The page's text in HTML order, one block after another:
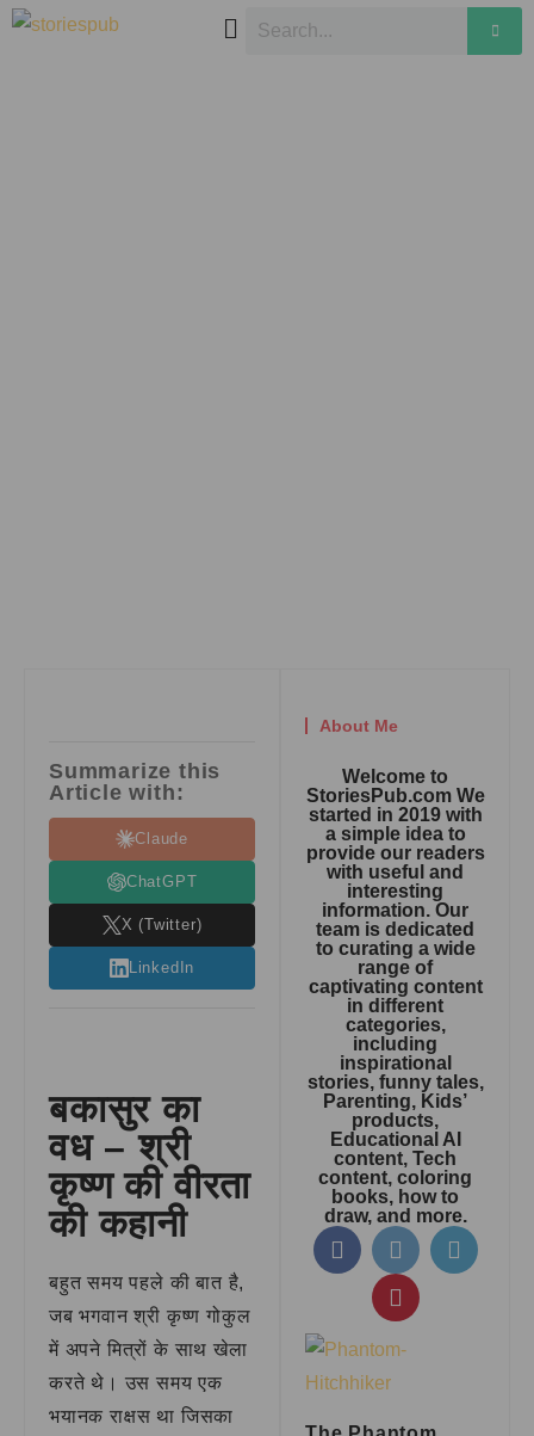
Summarize this
Article with:
Claude
ChatGPT
X (Twitter)
LinkedIn
बकासुर का
वध – श्री
कृष्ण की वीरता
की कहानी
बहुत समय पहले की बात है,
जब भगवान श्री कृष्ण गोकुल
में अपने मित्रों के साथ खेला
करते थे। उस समय एक
भयानक राक्षस था जिसका
About Me
Welcome to
StoriesPub.com We
started in 2019 with
a simple idea to
provide our readers
with useful and
interesting
information. Our
team is dedicated
to curating a wide
range of
captivating content
in different
categories,
including
inspirational
stories, funny tales,
Parenting, Kids’
products,
Educational AI
content, Tech
content, coloring
books, how to
draw, and more.